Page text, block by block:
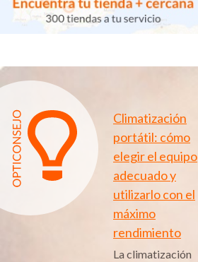
Climatización
portátil: cómo
elegir el equipo
adecuado y
utilizarlo con el
máximo
rendimiento
La climatización